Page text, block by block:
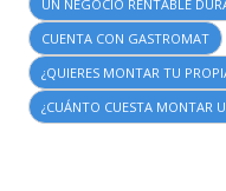
UN NEGOCIO RENTABLE
CUENTA CON GASTROMAT
¿QUIERES MONTAR TU
¿CUÁNTO CUESTA MONTAR